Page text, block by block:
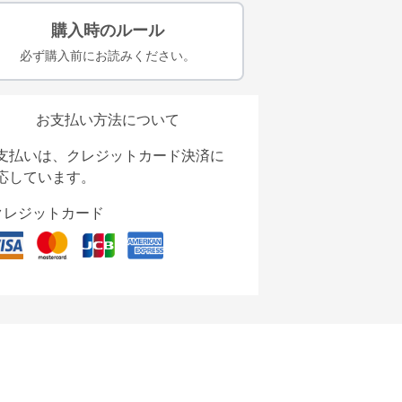
購入時のルール
必ず購入前にお読みください。
お支払い方法について
払いは、クレジットカード決済に
しています。
レジットカード